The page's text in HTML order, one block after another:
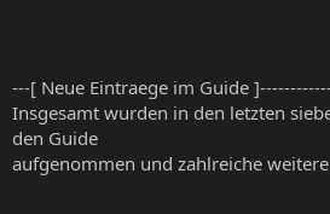
---[ Neue Eintraege im Guide
Insgesamt wurden in den letzten
den Guide
aufgenommen und zahlreiche